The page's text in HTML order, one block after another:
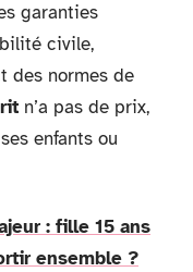
garanties
civile,
des normes de
n’a pas de prix,
enfants ou
: fille 15 ans
ensemble ?